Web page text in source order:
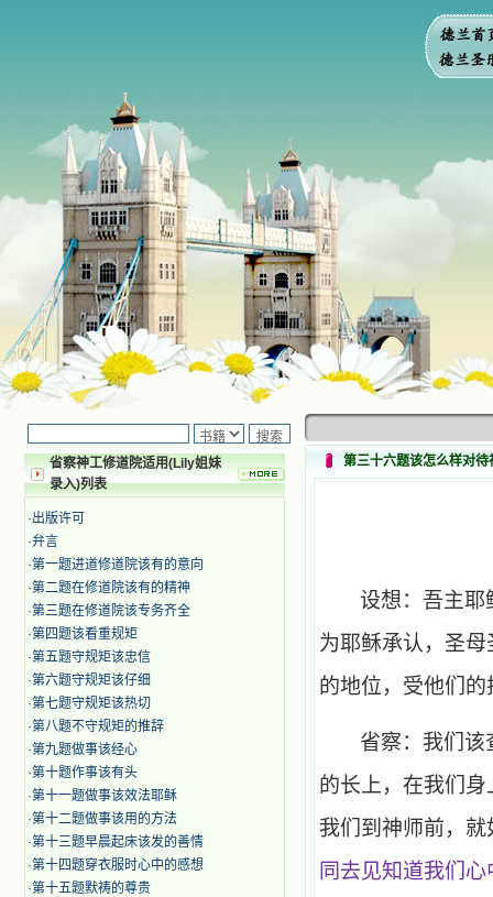
省察神工修道院适用(Lily姐妹
录入)列表
·出版许可
·弁言
·第一题进道修道院该有的意向
·第二题在修道院该有的精神
·第三题在修道院该专务齐全
·第四题该看重规矩
·第五题守规矩该忠信
·第六题守规矩该仔细
·第七题守规矩该热切
·第八题不守规矩的推辞
·第九题做事该经心
·第十题作事该有头
·第十一题做事该效法耶稣
·第十二题做事该用的方法
·第十三题早晨起床该发的善情
·第十四题穿衣服时心中的感想
·第十五题默祷的尊贵
第三十六题该怎么样对待
设想：吾主耶
为耶稣承认，圣
的地位，受他们
省察：我们该
的长上，在我们
我们到神师前，
同去见知道我们